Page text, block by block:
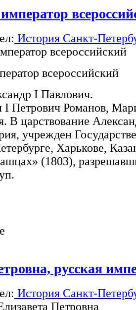
История Санкт-
всероссийский
I Павлович.
I Петрович Романов,
В царствование
учрежден
Харькове,
(1803),
русская
История Санкт-